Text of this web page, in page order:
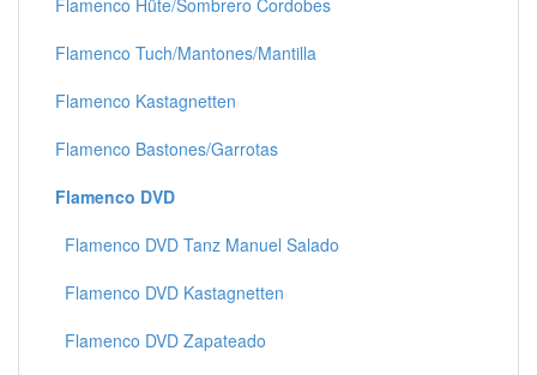
Flamenco Hüte/Sombrero Cordobes
Flamenco Tuch/Mantones/Mantilla
Flamenco Kastagnetten
Flamenco Bastones/Garrotas
Flamenco DVD
Flamenco DVD Tanz Manuel Salado
Flamenco DVD Kastagnetten
Flamenco DVD Zapateado